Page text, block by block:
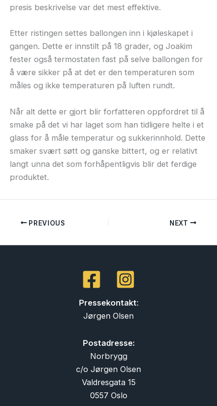
presis beskrivelse var det mest effektive.
Etter ristingen settes ballongen inn i kjøleskapet i
gangen. Dette er innstilt på 18 grader, og Joakim
fester også termostaten fast på selve ballongen for
å være sikker på at det er den temperaturen som
måles og ikke temperaturen på luften rundt.
Når alt dette er gjort blir forfatteren oppfordret til å
smake på det vi har laget som han tidligere helte i et
glass for å måle temperatur og sukkerinnhold. Dette
smaker svært søtt og ganske bittert, og er relativt
langt unna det som forhåpentligvis blir det ferdige
produktet.
PREVIOUS NEXT
Pressekontakt:
Jørgen Olsen
Postadresse:
Norbrygg
c/o Jørgen Olsen
Valdresgata 15
0557 Oslo